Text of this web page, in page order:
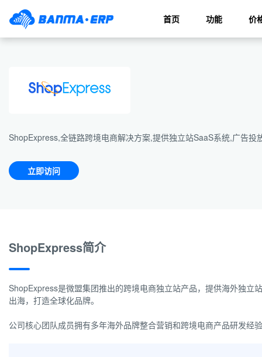
首页 功能 价
ShopExpress,全链路跨境电商解决方案,提供独立站SaaS系统,广告
立即访问
ShopExpress简介
ShopExpress是微盟集团推出的跨境电商独立站产品，提供海外独立
出海，打造全球化品牌。
公司核心团队成员拥有多年海外品牌整合营销和跨境电商产品研发经